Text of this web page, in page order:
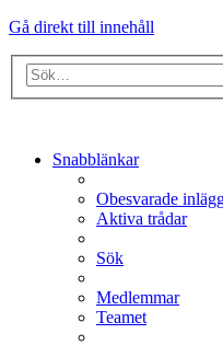
Gå direkt till innehåll
Snabblänkar
Obesvarade
Aktiva trådar
Sök
Medlemmar
Teamet